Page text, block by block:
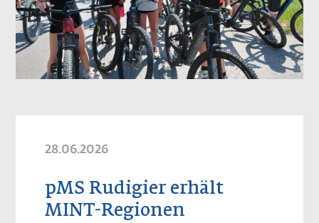
28.06.2026
pMS Rudigier erhält
MINT-Regionen